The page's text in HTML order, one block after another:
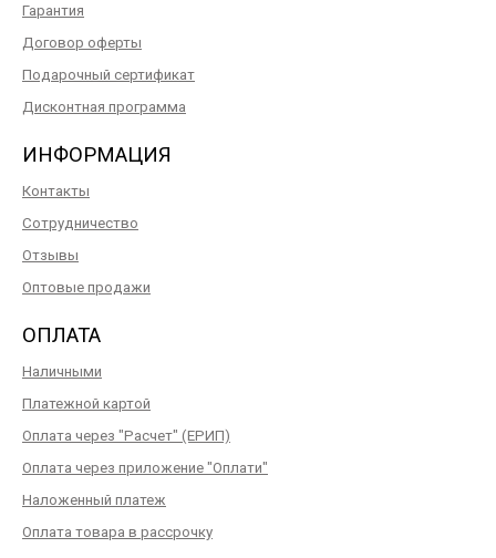
Гарантия
Договор оферты
Подарочный сертификат
Дисконтная программа
ИНФОРМАЦИЯ
Контакты
Сотрудничество
Отзывы
Оптовые продажи
ОПЛАТА
Наличными
Платежной картой
Оплата через "Расчет" (ЕРИП)
Оплата через приложение "Оплати"
Наложенный платеж
Оплата товара в рассрочку